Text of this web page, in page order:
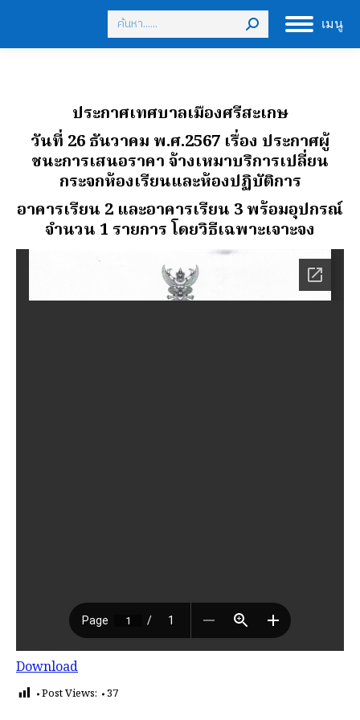
เมนู
Search:
ประกาศเทศบาลเมืองศรีสะเกษ
วันที่ 26 ธันวาคม พ.ศ.2567 เรื่อง ประกาศผู้
ชนะการเสนอราคา จ้างเหมาบริการเปลี่ยน
กระจกห้องเรียนและห้องปฏิบัติการ
อาคารเรียน 2 และอาคารเรียน 3 พร้อมอุปกรณ์
จํานวน 1 รายการ โดยวิธีเฉพาะเจาะจง
Download
Post Views: 37